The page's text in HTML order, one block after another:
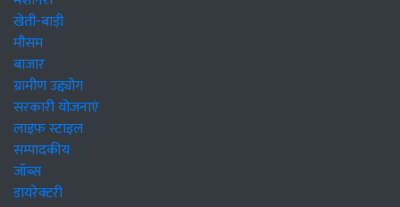
खेती-बाड़ी
मौसम
बाजार
ग्रामीण उद्द्योग
सरकारी योजनाएं
लाइफ स्टाइल
सम्पादकीय
जॉब्स
डायरेक्टरी